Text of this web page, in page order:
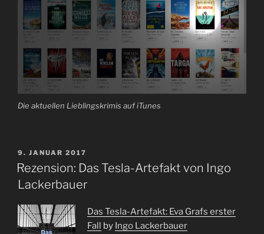
Die aktuellen Lieblingskrimis auf iTunes
VERÖFFENTLICHT
AM
9. JANUAR 2017
Rezension: Das Tesla-Artefakt von Ingo
Lackerbauer
Das Tesla-Artefakt: Eva Grafs erster
Fall by Ingo Lackerbauer